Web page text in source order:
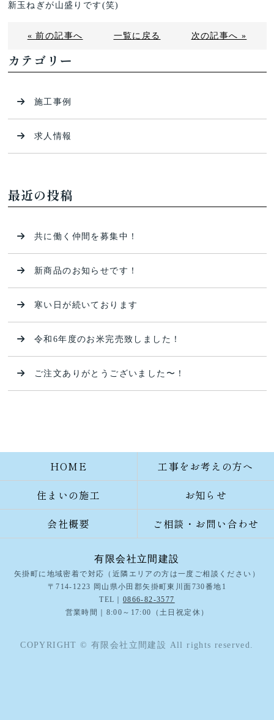
新玉ねぎが山盛りです(笑)
« 前の記事へ 一覧に戻る 次の記事へ »
カテゴリー
施工事例
求人情報
最近の投稿
共に働く仲間を募集中！
新商品のお知らせです！
寒い日が続いております
令和6年度のお米完売致しました！
ご注文ありがとうございました〜！
HOME
工事をお考えの方へ
住まいの施工
お知らせ
会社概要
ご相談・お問い合わせ
有限会社立間建設
矢掛町に地域密着で対応（近隣エリアの方は一度ご相談ください）
〒714-1223 岡山県小田郡矢掛町東川面730番地1
TEL｜ 0866-82-3577
営業時間｜8:00～17:00（土日祝定休）
COPYRIGHT © 有限会社立間建設 All rights reserved.